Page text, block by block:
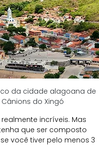
da cidade alagoana de
do Xingó
incríveis. Mas
que ser composto
você tiver pelo menos 3